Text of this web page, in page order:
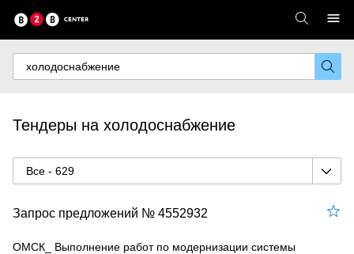
Тендеры на холодоснабжение
Все - 629
Запрос предложений № 4552932
ОМСК_ Выполнение работ по модернизации системы